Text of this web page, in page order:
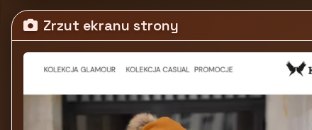
Zrzut ekranu strony